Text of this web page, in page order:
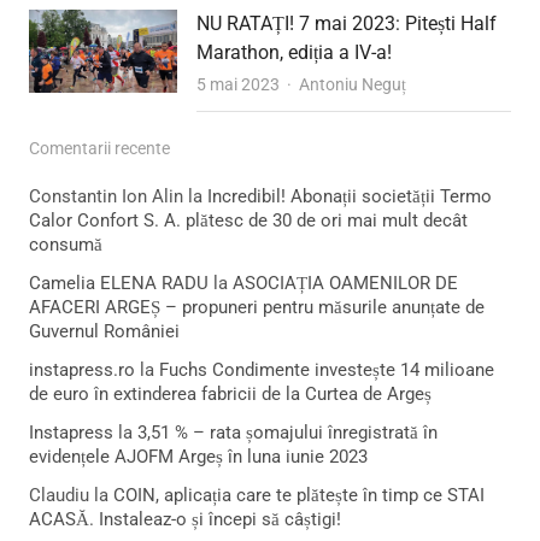
NU RATAȚI! 7 mai 2023: Pitești Half
Marathon, ediția a IV-a!
5 mai 2023 Author
Antoniu Neguț
Comentarii recente
Constantin Ion Alin la Incredibil! Abonații societății Termo
Calor Confort S. A. plătesc de 30 de ori mai mult decât
consumă
Camelia ELENA RADU la ASOCIAȚIA OAMENILOR DE
AFACERI ARGEȘ – propuneri pentru măsurile anunțate de
Guvernul României
instapress.ro la Fuchs Condimente investește 14 milioane
de euro în extinderea fabricii de la Curtea de Argeș
Instapress la 3,51 % – rata șomajului înregistrată în
evidențele AJOFM Argeș în luna iunie 2023
Claudiu la COIN, aplicația care te plătește în timp ce STAI
ACASĂ. Instaleaz-o și începi să câștigi!